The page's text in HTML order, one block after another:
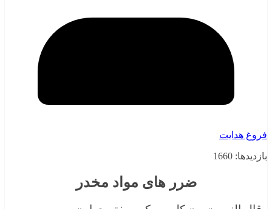
فروغ هدایت
بازدیدها: 1660
ضرر های مواد مخدر